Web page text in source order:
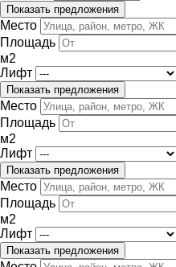
Место
Площадь
м2
Лифт
Место
Площадь
м2
Лифт
Место
Площадь
м2
Лифт